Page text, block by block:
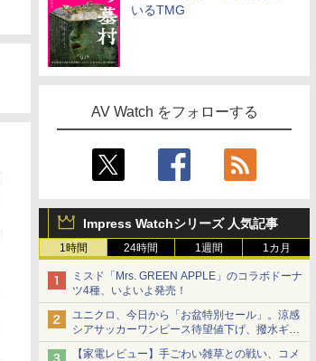
いるTMG
AV Watch をフォローする
Impress Watchシリーズ 人気記事
1時間 24時間 1週間 1カ月
ミスド「Mrs. GREEN APPLE」のコラボドーナ
ツ4種、いよいよ発売！
ユニクロ、今日から「お盆特別セール」。涼感
シアサッカーワンピース待望値下げ、撥水ギア
ショーツは1990円に
【家電レビュー】手ごわい雑草との戦い、コメ